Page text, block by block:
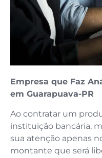
Empresa que Faz
em Guarapuava-PR
Ao contratar um
instituição bancária,
sua atenção apenas
montante que será